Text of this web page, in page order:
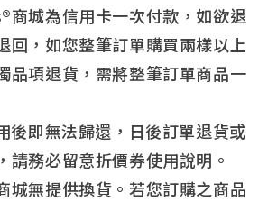
商城為信用卡一次付款，如欲退
回，如您整筆訂單購買兩樣以上
品項退貨，需將整筆訂單商品一
後即無法歸還，日後訂單退貨或
請務必留意折價券使用說明。
城無提供換貨。若您訂購之商品